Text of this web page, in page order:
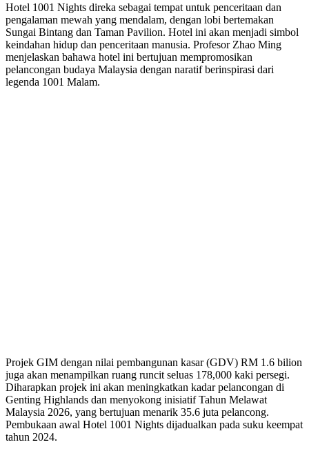
Hotel 1001 Nights direka sebagai tempat untuk penceritaan dan
pengalaman mewah yang mendalam, dengan lobi bertemakan
Sungai Bintang dan Taman Pavilion. Hotel ini akan menjadi simbol
keindahan hidup dan penceritaan manusia. Profesor Zhao Ming
menjelaskan bahawa hotel ini bertujuan mempromosikan
pelancongan budaya Malaysia dengan naratif berinspirasi dari
legenda 1001 Malam.
Projek GIM dengan nilai pembangunan kasar (GDV) RM 1.6 bilion
juga akan menampilkan ruang runcit seluas 178,000 kaki persegi.
Diharapkan projek ini akan meningkatkan kadar pelancongan di
Genting Highlands dan menyokong inisiatif Tahun Melawat
Malaysia 2026, yang bertujuan menarik 35.6 juta pelancong.
Pembukaan awal Hotel 1001 Nights dijadualkan pada suku keempat
tahun 2024.